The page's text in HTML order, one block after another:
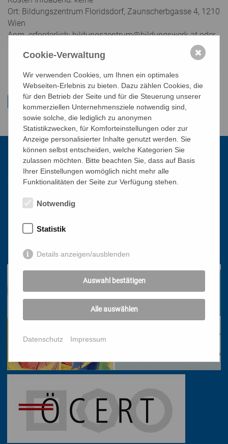
Ort: Bildungszentrum Floridsdorf, Zaunscherbgasse 4, 1210
Wien
Anm. erforderlich: bildungszentrum@bildungswerk.at oder
Tel. 01/51 552-5108
st/mz
Kontakt
Katholisches Bildungswerk Wien
01/51 552-3320
office@bildungswerk.at
Cookie-Verwaltung
Wir verwenden Cookies, um Ihnen ein optimales
Webseiten-Erlebnis zu bieten. Dazu zählen Cookies, die
für den Betrieb der Seite und für die Steuerung unserer
kommerziellen Unternehmensziele notwendig sind,
sowie solche, die lediglich zu anonymen
Statistikzwecken, für Komforteinstellungen oder zur
Anzeige personalisierter Inhalte genutzt werden. Sie
können selbst entscheiden, welche Kategorien Sie
zulassen möchten. Bitte beachten Sie, dass auf Basis
Ihrer Einstellungen womöglich nicht mehr alle
Funktionalitäten der Seite zur Verfügung stehen.
Notwendig
Statistik
Details anzeigen/ausblenden
Auswahl bestätigen
Alle auswählen
Datenschutz Impressum
✖